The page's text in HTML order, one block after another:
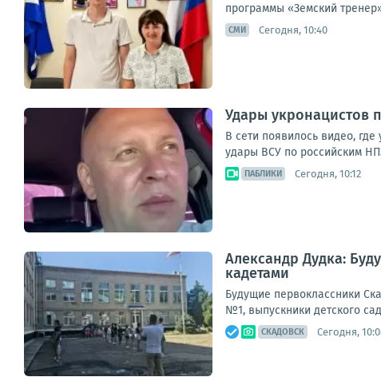
программы «Земский
СМИ Сегодня, 10:40
Удары укронацистов
В сети появилось видео,
удары ВСУ по российским
ПАБЛИКИ Сегодня, 10:12
Александр Дудка:
кадетами
Будущие первоклассники
№1, выпускники детского
СКАДОВСК Сегодня,